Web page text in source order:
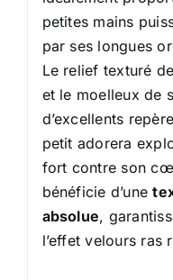
petites mains
par ses longues
Le relief texturé
et le moelleux de
d’excellents
petit adorera
fort contre son
bénéficie d’une
absolue,
l’effet velours ras